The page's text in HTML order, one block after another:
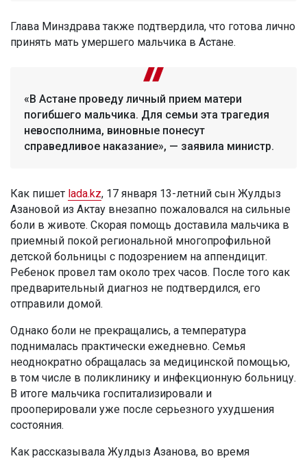
Глава Минздрава также подтвердила, что готова лично
принять мать умершего мальчика в Астане.
«В Астане проведу личный прием матери
погибшего мальчика. Для семьи эта трагедия
невосполнима, виновные понесут
справедливое наказание», — заявила министр.
Как пишет lada.kz, 17 января 13-летний сын Жулдыз
Азановой из Актау внезапно пожаловался на сильные
боли в животе. Скорая помощь доставила мальчика в
приемный покой региональной многопрофильной
детской больницы с подозрением на аппендицит.
Ребенок провел там около трех часов. После того как
предварительный диагноз не подтвердился, его
отправили домой.
Однако боли не прекращались, а температура
поднималась практически ежедневно. Семья
неоднократно обращалась за медицинской помощью,
в том числе в поликлинику и инфекционную больницу.
В итоге мальчика госпитализировали и
прооперировали уже после серьезного ухудшения
состояния.
Как рассказывала Жулдыз Азанова, во время